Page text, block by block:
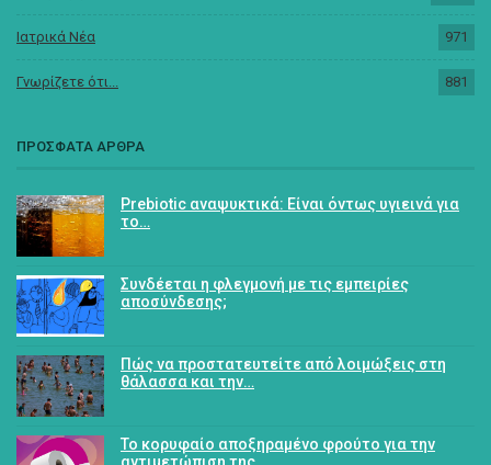
Ιατρικά Νέα 971
Γνωρίζετε ότι... 881
ΠΡΟΣΦΑΤΑ ΑΡΘΡΑ
Prebiotic αναψυκτικά: Είναι όντως υγιεινά για
το…
Συνδέεται η φλεγμονή με τις εμπειρίες
αποσύνδεσης;
Πώς να προστατευτείτε από λοιμώξεις στη
θάλασσα και την…
Το κορυφαίο αποξηραμένο φρούτο για την